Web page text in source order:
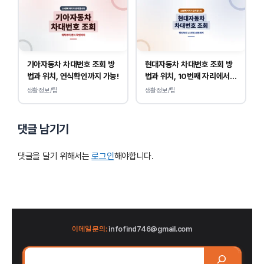
기아자동차 차대번호 조회 방
법과 위치, 연식확인까지 가능!
생활정보/팁
현대자동차 차대번호 조회 방
법과 위치, 10번째 자리에서
연식 확인!
생활정보/팁
댓글 남기기
댓글을 달기 위해서는로그인해야합니다.
이메일 문의:infofind746@gmail.com